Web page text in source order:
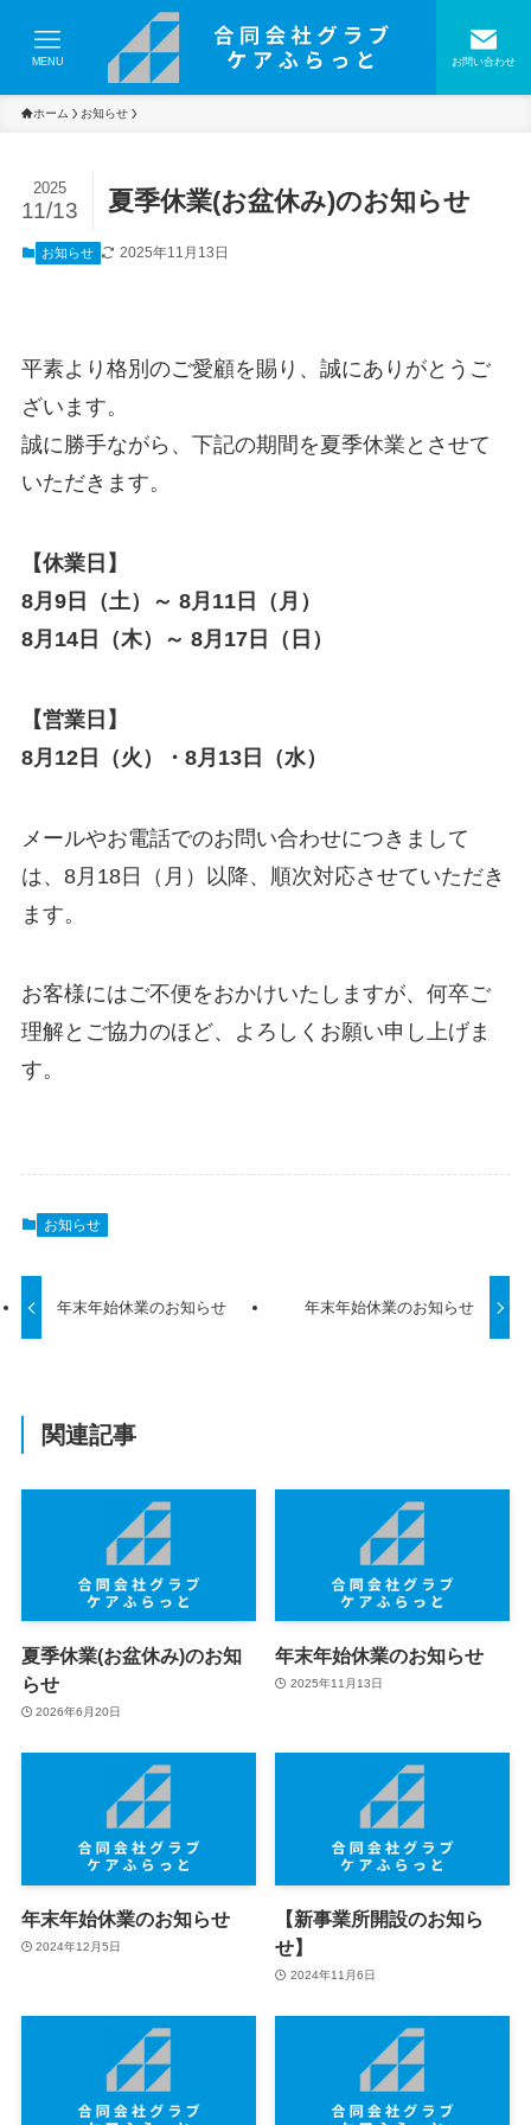
お問い合わせ
MENU
ホーム お知らせ
夏季休業(お盆休み)のお知らせ
2025
11/13
お知らせ 2025年11月13日
平素より格別のご愛顧を賜り、誠にありがとうご
ざいます。
誠に勝手ながら、下記の期間を夏季休業とさせて
いただきます。
【休業日】
8月9日（土）～ 8月11日（月）
8月14日（木）～ 8月17日（日）
【営業日】
8月12日（火）・8月13日（水）
メールやお電話でのお問い合わせにつきまして
は、8月18日（月）以降、順次対応させていただき
ます。
お客様にはご不便をおかけいたしますが、何卒ご
理解とご協力のほど、よろしくお願い申し上げま
す。
お知らせ
年末年始休業のお知らせ 年末年始休業のお知らせ
関連記事
夏季休業(お盆休み)のお知
らせ
2026年6月20日
年末年始休業のお知らせ
2025年11月13日
年末年始休業のお知らせ
2024年12月5日
【新事業所開設のお知ら
せ】
2024年11月6日